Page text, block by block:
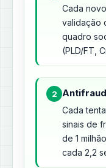
Cada
validação
quadro
(PLD/FT,
2
Cada
sinais de
de 1
cada 2,2